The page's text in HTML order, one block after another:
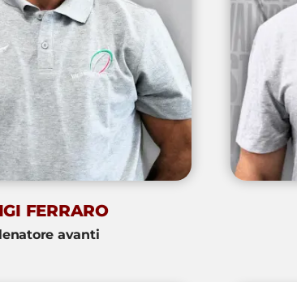
FERRARO
avanti